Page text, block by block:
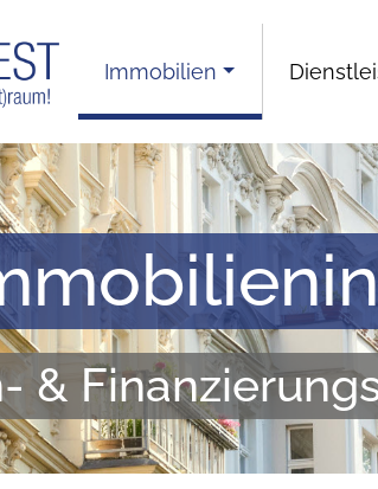
Immobilien
&